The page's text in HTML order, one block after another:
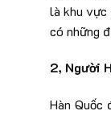
là khu vực
có những
2, Người
Hàn Quốc